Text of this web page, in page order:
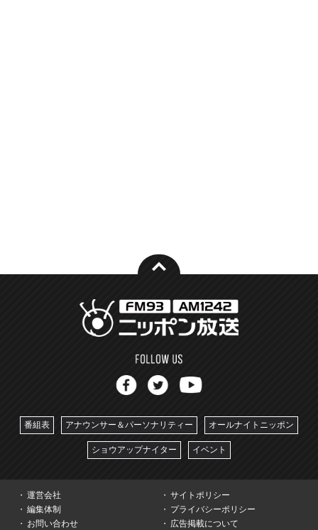
番組表 アナウンサー＆パーソナリティー オールナイトニッポン
ショウアップナイター イベント
運営会社
サイトポリシー
編集体制
プライバシーポリシー
お問い合わせ
広告掲載について